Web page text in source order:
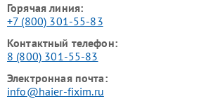
Горячая линия:
+7 (800) 301-55-83
Контактный телефон:
8 (800) 301-55-83
Электронная почта:
info@haier-fixim.ru